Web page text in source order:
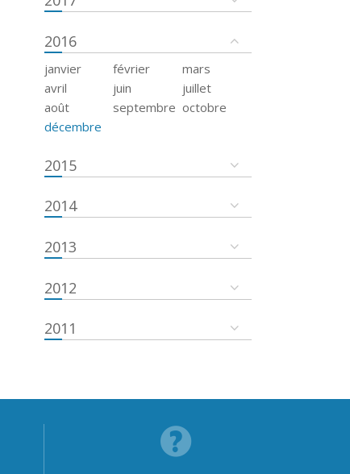
2016
janvier février
mars
avril
juin
juillet
août
septembre octobre
décembre
2015
2014
2013
2012
2011